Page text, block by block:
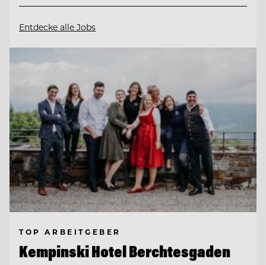
Entdecke alle Jobs
TOP ARBEITGEBER
Kempinski Hotel Berchtesgaden